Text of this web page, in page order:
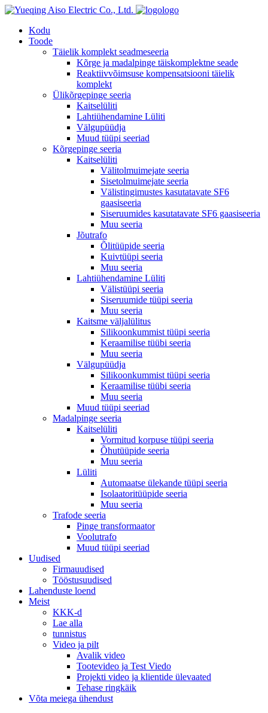
logo
Kodu
Toode
Täielik komplekt seadmeseeria
Kõrge ja madalpinge täiskomplektne seade
Reaktiivvõimsuse kompensatsiooni täielik
komplekt
Ülikõrgepinge seeria
Kaitselüliti
Lahtiühendamine Lüliti
Välgupüüdja
Muud tüüpi seeriad
Kõrgepinge seeria
Kaitselüliti
Välitolmuimejate seeria
Sisetolmuimejate seeria
Välistingimustes kasutatavate SF6
gaasiseeria
Siseruumides kasutatavate SF6 gaasiseeria
Muu seeria
Jõutrafo
Õlitüüpide seeria
Kuivtüüpi seeria
Muu seeria
Lahtiühendamine Lüliti
Välistüüpi seeria
Siseruumide tüüpi seeria
Muu seeria
Kaitsme väljalülitus
Silikoonkummist tüüpi seeria
Keraamilise tüübi seeria
Muu seeria
Välgupüüdja
Silikoonkummist tüüpi seeria
Keraamilise tüübi seeria
Muu seeria
Muud tüüpi seeriad
Madalpinge seeria
Kaitselüliti
Vormitud korpuse tüüpi seeria
Õhutüüpide seeria
Muu seeria
Lüliti
Automaatse ülekande tüüpi seeria
Isolaatoritüüpide seeria
Muu seeria
Trafode seeria
Pinge transformaator
Voolutrafo
Muud tüüpi seeriad
Uudised
Firmauudised
Tööstusuudised
Lahenduste loend
Meist
KKK-d
Lae alla
tunnistus
Video ja pilt
Avalik video
Tootevideo ja Test Viedo
Projekti video ja klientide ülevaated
Tehase ringkäik
Võta meiega ühendust